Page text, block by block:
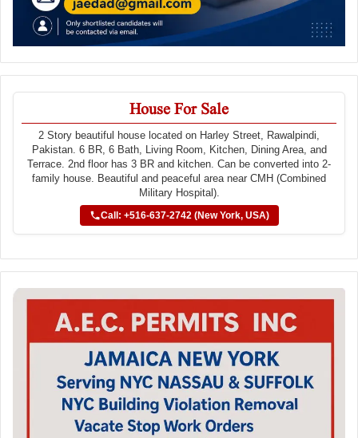
House For Sale
2 Story beautiful house located on Harley Street, Rawalpindi,
Pakistan. 6 BR, 6 Bath, Living Room, Kitchen, Dining Area, and
Terrace. 2nd floor has 3 BR and kitchen. Can be converted into 2-
family house. Beautiful and peaceful area near CMH (Combined
Military Hospital).
Call: +516-637-2742 (New York, USA)